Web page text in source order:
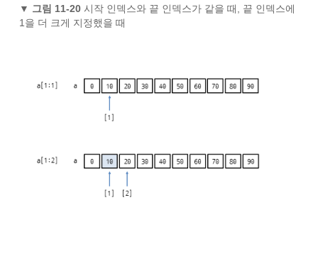
▼ 그림 11-20시작 인덱스와 끝 인덱스가 같을 때, 끝 인덱스에
1을 더 크게 지정했을 때